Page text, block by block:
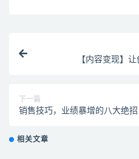
【内容变现】
下一篇
销售技巧，业绩暴增的八大绝
相关文章